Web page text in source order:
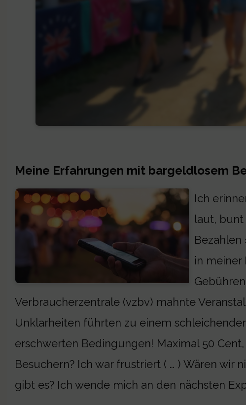
Meine Erfahrungen mit bargeldlosem
Ich
laut, bunt
in meiner
Verbraucherzentrale (vzbv) mahnte
Unklarheiten führten zu einem
erschwerten Bedingungen! Maximal 50
Besuchern? Ich war frustriert ( … ) Wären
gibt es? Ich wende mich an den nächsten